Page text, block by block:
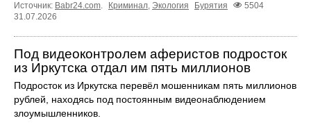
Источник: Babr24.com. Криминал, Экология Бурятия
5504
31.07.2026
Под видеоконтролем аферистов подросток
из Иркутска отдал им пять миллионов
Подросток из Иркутска перевёл мошенникам пять миллионов
рублей, находясь под постоянным видеонаблюдением
злоумышленников.